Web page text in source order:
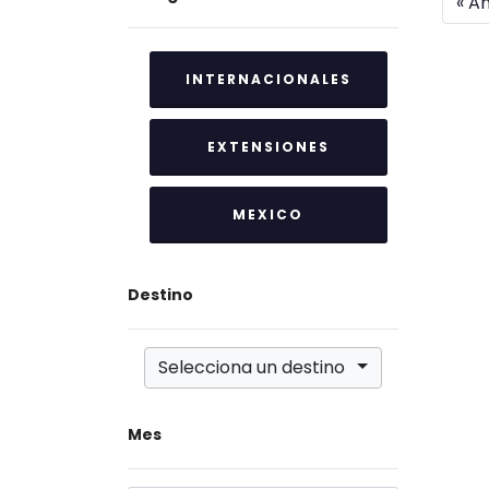
INTERNACIONALES
EXTENSIONES
MEXICO
Destino
Selecciona un destino
Mes